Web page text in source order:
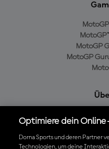
MotoGP
MotoGP
Cookie-
Optimiere dein
Dorna Sports und deren Partner
Technologien, um deine